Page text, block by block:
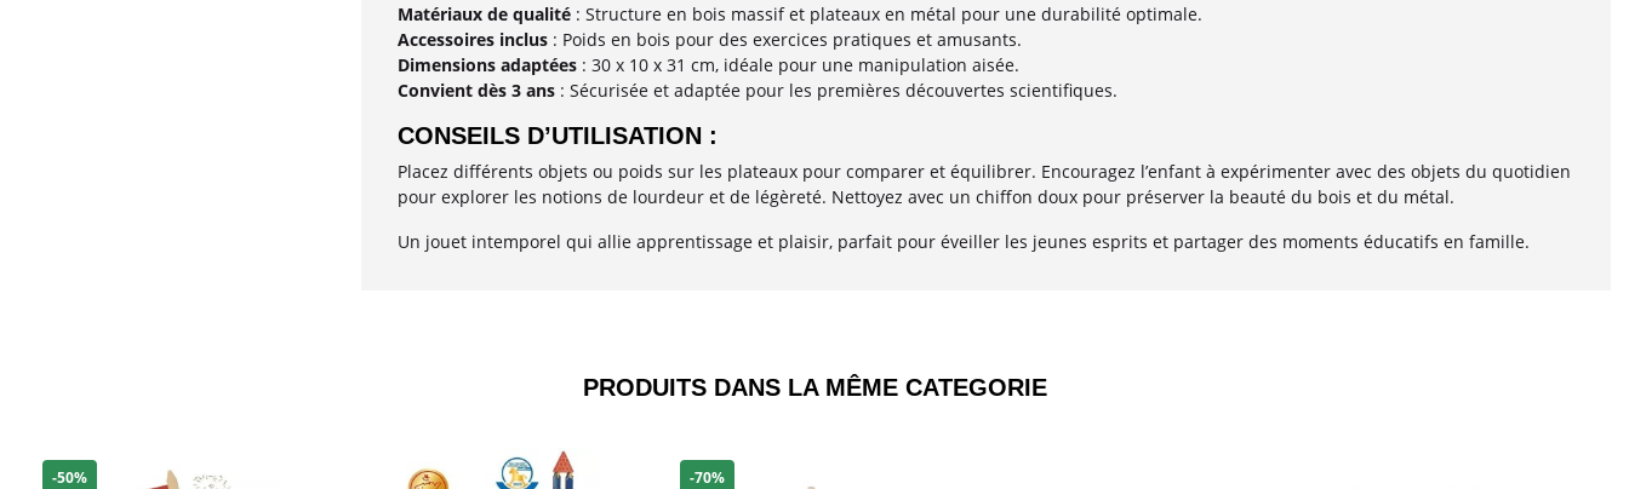
Matériaux de qualité: Structure en bois massif et plateaux en métal pour une durabilité optimale.
Accessoires inclus: Poids en bois pour des exercices pratiques et amusants.
Dimensions adaptées: 30 x 10 x 31 cm, idéale pour une manipulation aisée.
Convient dès 3 ans: Sécurisée et adaptée pour les premières découvertes scientifiques.
CONSEILS D’UTILISATION :
Placez différents objets ou poids sur les plateaux pour comparer et équilibrer. Encouragez l’enfant à expérimenter avec des objets du quotidien
pour explorer les notions de lourdeur et de légèreté. Nettoyez avec un chiffon doux pour préserver la beauté du bois et du métal.
Un jouet intemporel qui allie apprentissage et plaisir, parfait pour éveiller les jeunes esprits et partager des moments éducatifs en famille.
PRODUITS DANS LA MÊME CATEGORIE​
-50% -70%